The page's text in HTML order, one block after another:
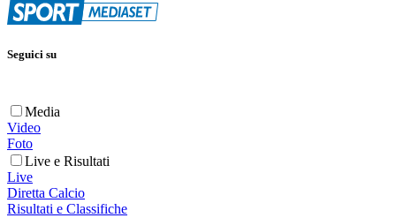
Seguici su
Media
Video
Foto
Live e Risultati
Live
Diretta Calcio
Risultati e Classifiche